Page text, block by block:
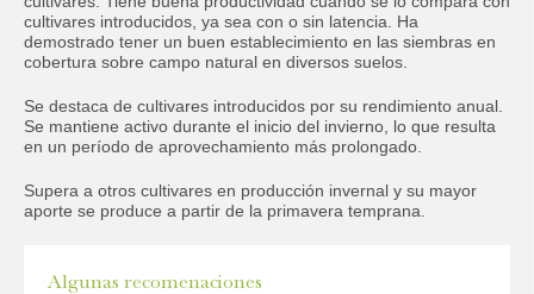
cultivares introducidos, ya sea con o sin latencia. Ha
demostrado tener un buen establecimiento en las siembras en
cobertura sobre campo natural en diversos suelos.
Se destaca de cultivares introducidos por su rendimiento anual.
Se mantiene activo durante el inicio del invierno, lo que resulta
en un período de aprovechamiento más prolongado.
Supera a otros cultivares en producción invernal y su mayor
aporte se produce a partir de la primavera temprana.
Algunas recomenaciones